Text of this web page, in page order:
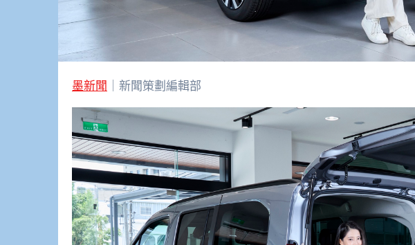
墨新聞 ｜新聞策劃編輯部